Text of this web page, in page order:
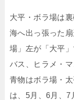
大平・ボラ場は
海へ出っ張った
場」左が「大平
バス、ヒラメ・
青物はボラ場・
は、5月、6月、7